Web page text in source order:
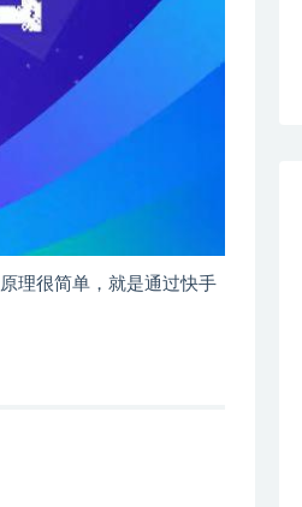
理很简单，就是通过快手